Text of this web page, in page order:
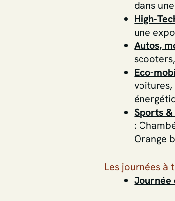
dans
High-
une
Autos,
Eco-
Sports &
:
Orange
Les journées à
Journée